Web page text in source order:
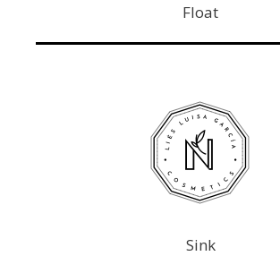
Float
Sink